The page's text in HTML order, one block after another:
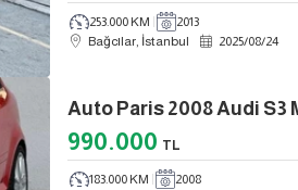
253.000 KM
2013
Bağcılar, İstanbul
2025/08/24
Auto Paris 2008 Audi
990.000 TL
183.000 KM
2008